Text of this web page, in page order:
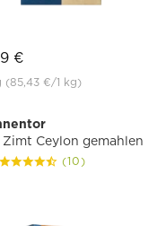
€
(85,43 €/1 kg)
Zimt Ceylon gemahlen
(10)